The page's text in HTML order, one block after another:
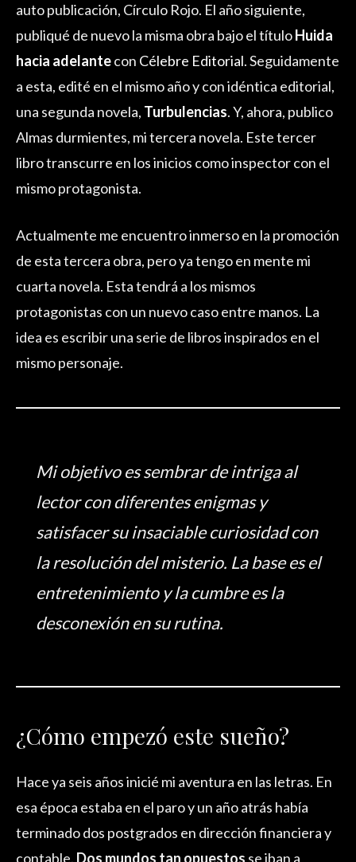
auto publicación, Círculo Rojo. El año siguiente,
publiqué de nuevo la misma obra bajo el títuloHuida
hacia adelantecon Célebre Editorial. Seguidamente
a esta, edité en el mismo año y con idéntica editorial,
una segunda novela, Turbulencias. Y, ahora, publico
Almas durmientes, mi tercera novela. Este tercer
libro transcurre en los inicios como inspector con el
mismo protagonista.
Actualmente me encuentro inmerso en la promoción
de esta tercera obra, pero ya tengo en mente mi
cuarta novela. Esta tendrá a los mismos
protagonistas con un nuevo caso entre manos. La
idea es escribir una serie de libros inspirados en el
mismo personaje.
Mi objetivo es sembrar de intriga al
lector con diferentes enigmas y
satisfacer su insaciable curiosidad con
la resolución del misterio. La base es el
entretenimiento y la cumbre es la
desconexión en su rutina.
¿Cómo empezó este sueño?
Hace ya seis años inicié mi aventura en las letras. En
esa época estaba en el paro y un año atrás había
terminado dos postgrados en dirección financiera y
contable. Dos mundos tan opuestos se iban a